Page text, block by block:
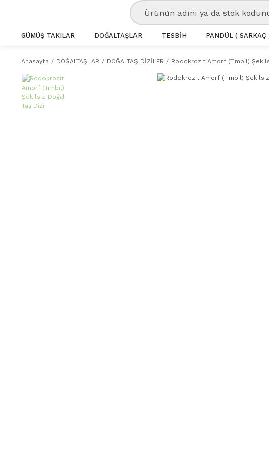
GÜMÜŞ TAKILAR DOĞALTAŞLAR TESBİH PANDÜL ( SARKAÇ
Anasayfa DOĞALTAŞLAR DOĞALTAŞ DİZİLER Rodokrozit Amorf (Tımbıl)